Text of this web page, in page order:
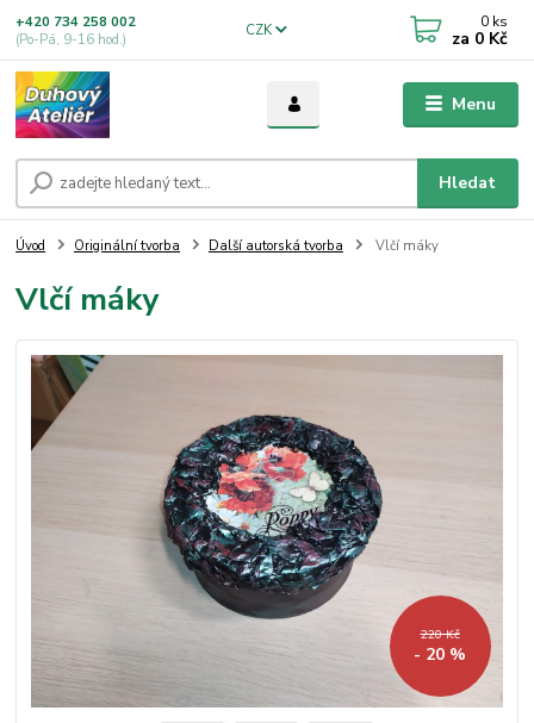
Menu
CZK
Hledat
+420 734 258 002
(Po-Pá, 9-16 hod.)
0 ks
za 0 Kč
Úvod Originální tvorba Další autorská tvorba Vlčí máky
Vlčí máky
220 Kč
- 20 %